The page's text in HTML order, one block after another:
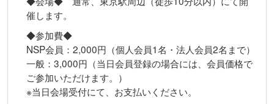
催します。
◆参加費◆
NSP会員：2,000円（個人会員1名・法人会員2名まで）
一般：3,000円（当日会員登録の場合には、会員価格で
ご参加いただけます。）
※当日会場受付にて、お支払いください。